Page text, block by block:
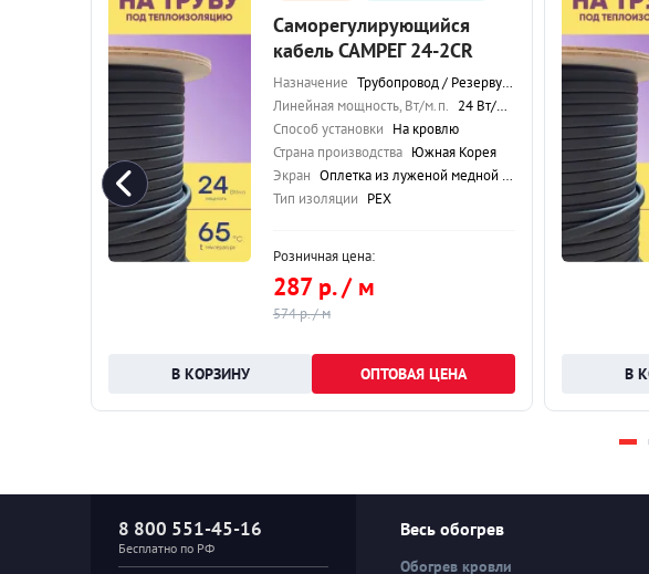
Саморегулирующийся
кабель САМРЕГ 24-2CR
Назначение Трубопровод / Резервуар / Кровля
Линейная мощность, Вт/м.п. 24 Вт/м.п.
Способ установки На кровлю
Страна производства Южная Корея
Экран Оплетка из луженой медной проволоки
Тип изоляции PEX
Розничная цена:
287 р. / м
574 р. / м
ОПТОВАЯ ЦЕНА
8 800 551-45-16
Бесплатно по РФ
Весь обогрев
Обогрев кровли